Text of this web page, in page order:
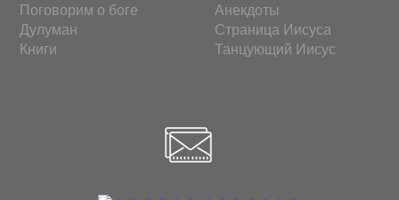
Поговорим о боге
Дулуман
Книги
Анекдоты
Страница Иисуса
Танцующий Иисус